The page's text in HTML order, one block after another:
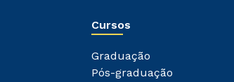
Cursos
Graduação
Pós-graduação